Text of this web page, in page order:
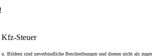
Kfz-Steuer
Bildern sind unverbindliche Beschreibungen und dienen nicht als